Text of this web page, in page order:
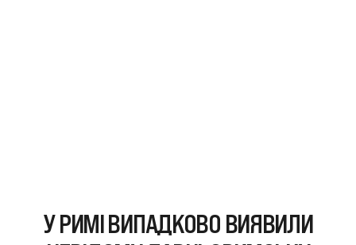
У РИМІ ВИПАДКОВО ВИЯВИЛИ